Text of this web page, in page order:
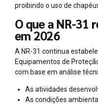
proibindo o uso de
O que a NR-31
em 2026
A NR-31 continua
Equipamentos de
com base em análise
As atividades
As condições